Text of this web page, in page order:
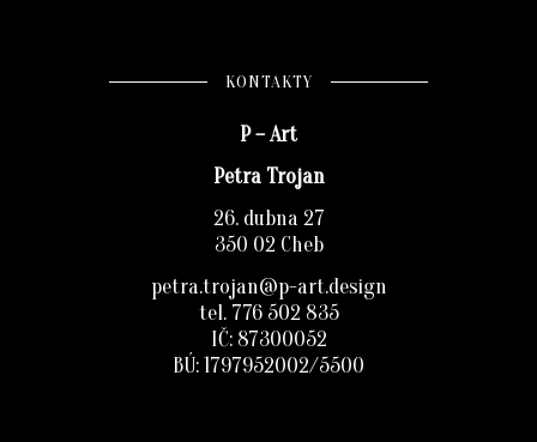
KONTAKTY
P – Art
Petra Trojan
26. dubna 27
350 02 Cheb
petra.trojan@p-art.design
tel. 776 502 835
IČ: 87300052
BÚ: 1797952002/5500